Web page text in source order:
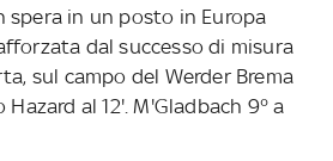
spera in un posto in Europa
dal successo di misura
sul campo del Werder Brema
al 12'. M'Gladbach 9° a